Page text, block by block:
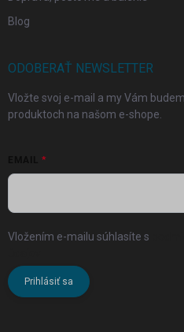
Blog
ODOBERAŤ NEWSLETTER
Vložte svoj e-mail a my Vám
produktoch na našom e-shope.
Vložením e-mailu súhlasíte s
Prihlásiť sa